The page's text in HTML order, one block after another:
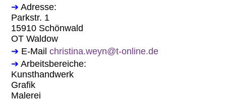
➔ Adresse:
Parkstr. 1
15910 Schönwald
OT Waldow
➔ E-Mailchristina.weyn@t-online.de
➔ Arbeitsbereiche:
Kunsthandwerk
Grafik
Malerei